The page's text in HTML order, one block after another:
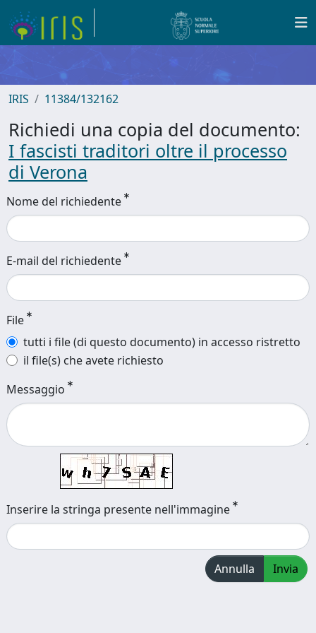
IRIS 11384/132162
Richiedi una copia del documento:
I fascisti traditori oltre il processo
di Verona
Nome del richiedente
E-mail del richiedente
File
tutti i file (di questo documento) in accesso ristretto
il file(s) che avete richiesto
Messaggio
Inserire la stringa presente nell'immagine
Annulla Invia